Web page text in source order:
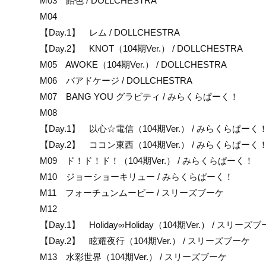
M04
【Day.1】 レム / DOLLCHESTRA
【Day.2】 KNOT（104期Ver.） / DOLLCHESTRA
M05 AWOKE（104期Ver.） / DOLLCHESTRA
M06 バアドケージ / DOLLCHESTRA
M07 BANG YOU グラビティ / みらくらぱーく！
M08
【Day.1】 以心☆電信（104期Ver.） / みらくらぱーく！
【Day.2】 ココン東西（104期Ver.） / みらくらぱーく！
M09 ド！ド！ド！（104期Ver.） / みらくらぱーく！
M10 ジョーショーキリュー / みらくらぱーく！
M11 フォーチュンムービー / スリーズブーケ
M12
【Day.1】 Holiday∞Holiday（104期Ver.） / スリーズブ
【Day.2】 眩耀夜行（104期Ver.） / スリーズブーケ
M13 水彩世界（104期Ver.） / スリーズブーケ